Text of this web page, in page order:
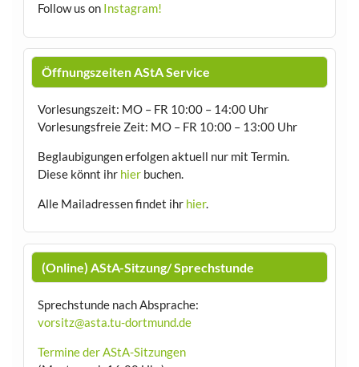
Follow us on Instagram!
Öffnungszeiten AStA Service
Vorlesungszeit: MO – FR 10:00 – 14:00 Uhr
Vorlesungsfreie Zeit: MO – FR 10:00 – 13:00 Uhr
Beglaubigungen erfolgen aktuell nur mit Termin.
Diese könnt ihr hierbuchen.
Alle Mailadressen findet ihr hier.
(Online) AStA-Sitzung/ Sprechstunde
Sprechstunde nach Absprache:
vorsitz@asta.tu-dortmund.de
Termine der AStA-Sitzungen